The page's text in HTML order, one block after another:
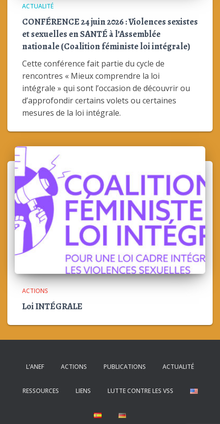
ACTUALITÉ
CONFÉRENCE 24 juin 2026 : Violences sexistes
et sexuelles en SANTÉ à l’Assemblée
nationale (Coalition féministe loi intégrale)
Cette conférence fait partie du cycle de
rencontres « Mieux comprendre la loi
intégrale » qui sont l’occasion de découvrir ou
d’approfondir certains volets ou certaines
mesures de la loi intégrale.
ACTIONS
Loi INTÉGRALE
L’ANEF ACTIONS PUBLICATIONS ACTUALITÉ
RESSOURCES LIENS LUTTE CONTRE LES VSS